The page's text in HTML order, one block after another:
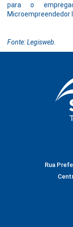
para o
Microempreendedor
Fonte: Legisweb.
Rua